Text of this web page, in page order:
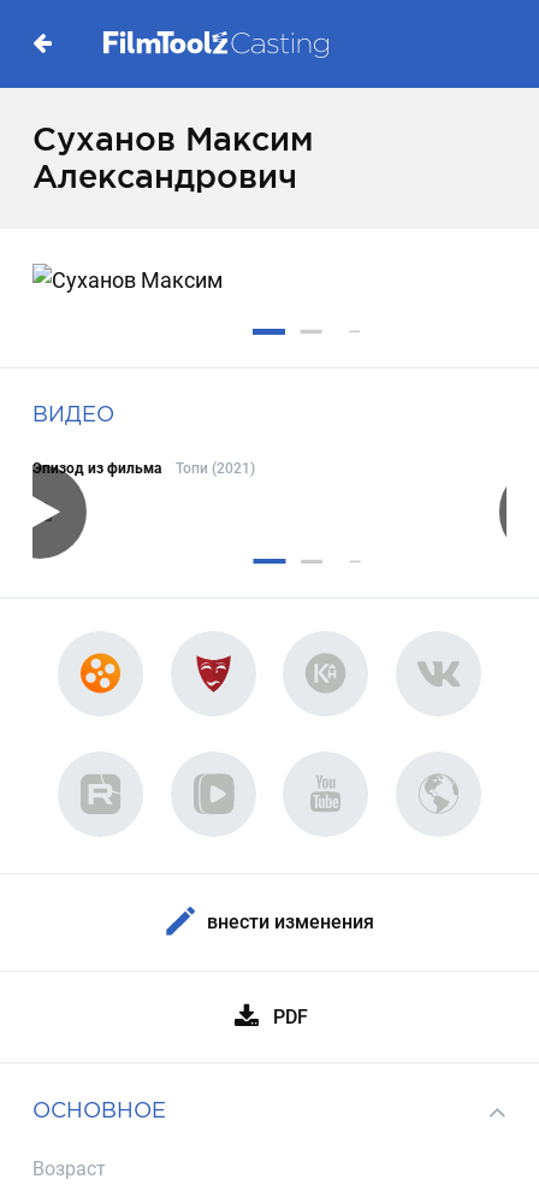
Суханов Максим
Александрович
ВИДЕО
Эпизод из фильма Топи (2021)
внести изменения
PDF
ОСНОВНОЕ
Возраст